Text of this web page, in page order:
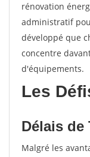
rénovation
administratif
développé que
concentre
d'équipements.
Les
Délais de
Malgré les